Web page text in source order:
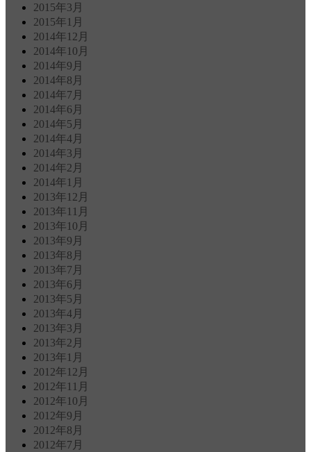
2015年3月
2015年1月
2014年12月
2014年10月
2014年9月
2014年8月
2014年7月
2014年6月
2014年5月
2014年4月
2014年3月
2014年2月
2014年1月
2013年12月
2013年11月
2013年10月
2013年9月
2013年8月
2013年7月
2013年6月
2013年5月
2013年4月
2013年3月
2013年2月
2013年1月
2012年12月
2012年11月
2012年10月
2012年9月
2012年8月
2012年7月